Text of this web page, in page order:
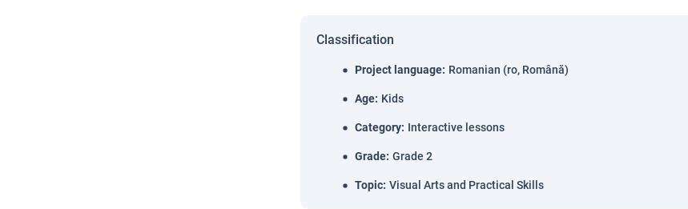
Classification
Project language: Romanian (ro, Română)
Age: Kids
Category: Interactive lessons
Grade: Grade 2
Topic: Visual Arts and Practical Skills